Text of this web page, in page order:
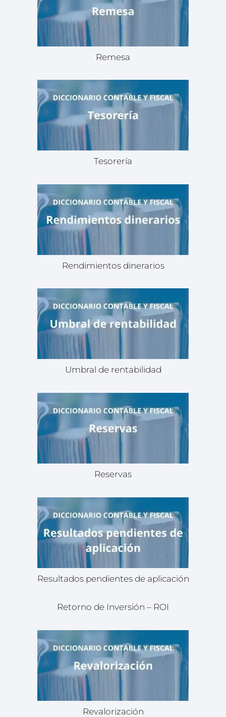
Remesa
Tesorería
Rendimientos dinerarios
Umbral de rentabilidad
Reservas
Resultados pendientes de aplicación
Retorno de Inversión – ROI
Revalorización